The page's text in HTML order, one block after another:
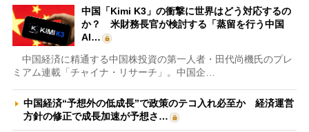
中国「Kimi K3」の衝撃に世界はどう対応するの
か？ 米財務長官が検討する「蒸留を行う中国
AI…
中国経済に精通する中国株投資の第一人者・田代尚機氏のプレ
ミアム連載「チャイナ・リサーチ」。中国企…
中国経済“予想外の低成長”で政策のテコ入れ必至か 経済運営
方針の修正で成長加速が予想さ…